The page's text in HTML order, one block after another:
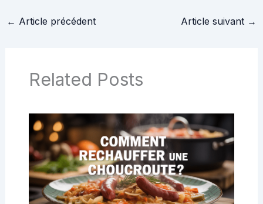
← Article précédent Article suivant →
Related Posts